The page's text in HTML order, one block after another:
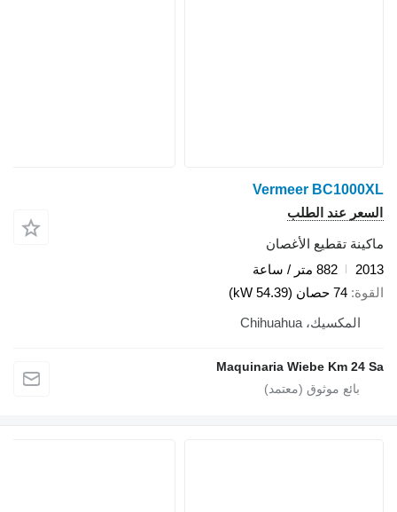
Vermeer
عند الطلب
تقطيع الأغصان
882 متر / ساعة
74 حصان (54.39 kW)
المكسيك، Chihuahua
Maquinaria Wiebe Km 24